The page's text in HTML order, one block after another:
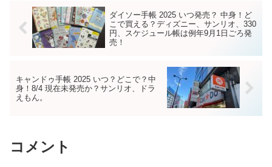
ダイソー手帳 2025 いつ発売？ 中身！ど
こで買える？ディズニー、サンリオ、330
円、スケジュール帳は例年9月1日ごろ発
売！
キャンドゥ手帳 2025 いつ？どこで？中
身！8/4 現在未発売か？サンリオ、ドラ
えもん。
コメント